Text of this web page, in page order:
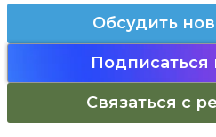
Обсудить
Подписаться
Связаться с